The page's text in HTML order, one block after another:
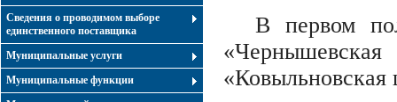
Cведения о проводимом выборе
единственного поставщика
Муниципальные услуги
Муниципальные функции
В первом
«Ковыльновская